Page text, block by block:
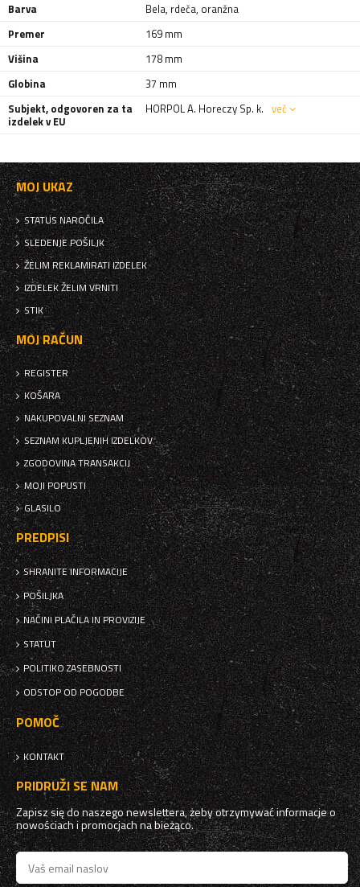
Barva
Bela, rdeča, oranžna
Premer
169 mm
Višina
178 mm
Globina
37 mm
Subjekt, odgovoren za ta
izdelek v EU
HORPOL A. Horeczy Sp. k. več
MOJ UKAZ
STATUS NAROČILA
SLEDENJE POŠILJK
ŽELIM REKLAMIRATI IZDELEK
IZDELEK ŽELIM VRNITI
STIK
MOJ RAČUN
REGISTER
KOŠARA
NAKUPOVALNI SEZNAM
SEZNAM KUPLJENIH IZDELKOV
ZGODOVINA TRANSAKCIJ
MOJI POPUSTI
GLASILO
PREDPISI
SHRANITE INFORMACIJE
POŠILJKA
NAČINI PLAČILA IN PROVIZIJE
STATUT
POLITIKO ZASEBNOSTI
ODSTOP OD POGODBE
POMOČ
KONTAKT
PRIDRUŽI SE NAM
Zapisz się do naszego newslettera, żeby otrzymywać informacje o
nowościach i promocjach na bieżąco.